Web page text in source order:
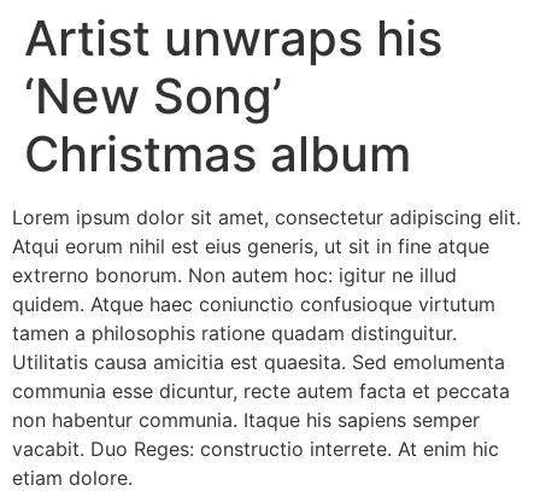
Artist unwraps his
‘New Song’
Christmas album
Lorem ipsum dolor sit amet, consectetur adipiscing elit.
Atqui eorum nihil est eius generis, ut sit in fine atque
extrerno bonorum. Non autem hoc: igitur ne illud
quidem. Atque haec coniunctio confusioque virtutum
tamen a philosophis ratione quadam distinguitur.
Utilitatis causa amicitia est quaesita. Sed emolumenta
communia esse dicuntur, recte autem facta et peccata
non habentur communia. Itaque his sapiens semper
vacabit. Duo Reges: constructio interrete. At enim hic
etiam dolore.